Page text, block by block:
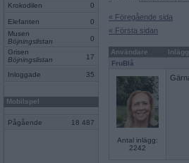
Krokodilen 0
Elefanten
0
Musen
Böjningslistan
0
Grisen
Böjningslistan
17
Inloggade 35
Mobilspel
Pågående 18 487
« Föregående sida
« Första sidan
Användare
Inlägg
FruBlå
Antal inlägg:
2242